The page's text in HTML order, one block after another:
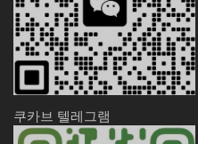
쿠카브 텔레그램